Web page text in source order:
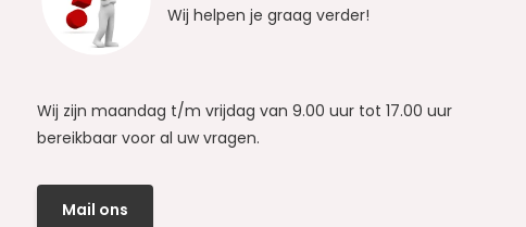
Wij helpen je graag verder!
Wij zijn maandag t/m vrijdag van 9.00 uur tot 17.00 uur
bereikbaar voor al uw vragen.
Mail ons